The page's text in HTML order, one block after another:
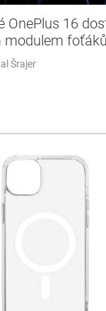
OnePlus 16
modulem foťáků
Šrajer